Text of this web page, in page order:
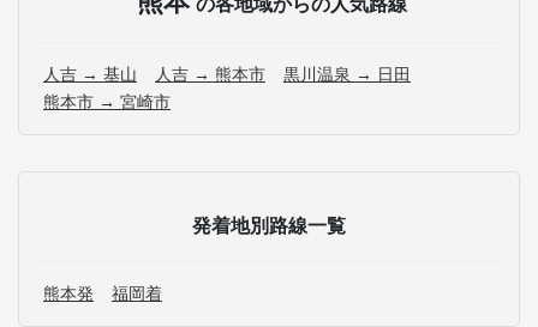
の各地域からの人気路線
人吉 → 基山 人吉 → 熊本市
黒川温泉 → 日田
熊本市 → 宮崎市
発着地別路線一覧
熊本発 福岡着